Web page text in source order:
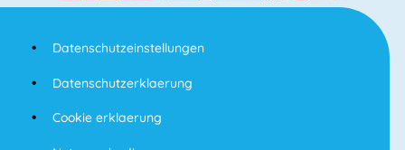
Datenschutzeinstellungen
Datenschutzerklaerung
Cookie erklaerung